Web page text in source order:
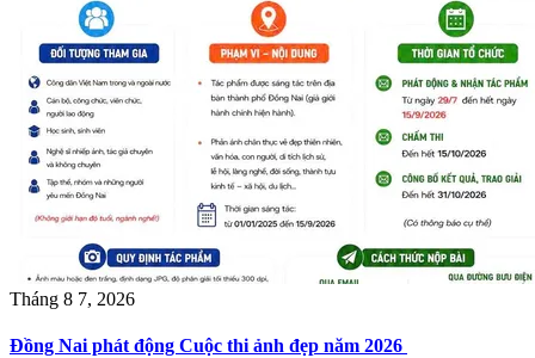
Tháng 8 7, 2026
Đồng Nai phát động Cuộc thi ảnh đẹp năm 2026